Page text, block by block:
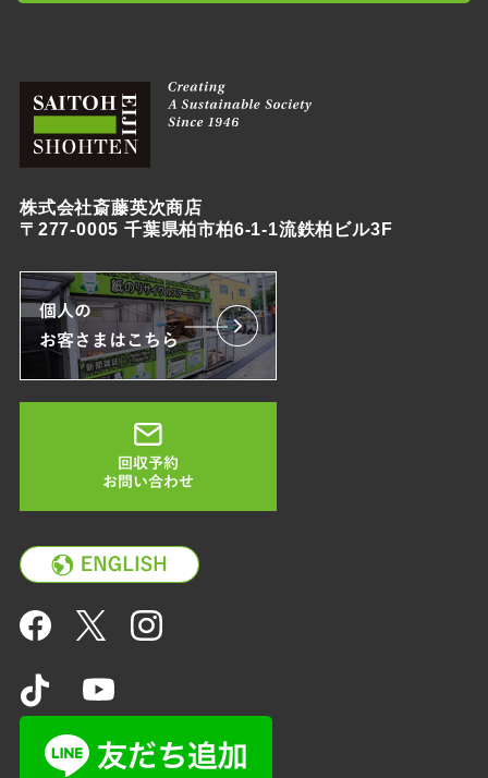
株式会社斎藤英次商店
〒277-0005 千葉県柏市柏6-1-1流鉄柏ビル3F